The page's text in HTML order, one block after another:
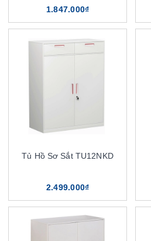
1.847.000₫
Tủ Hồ Sơ Sắt TU12NKD
2.499.000₫